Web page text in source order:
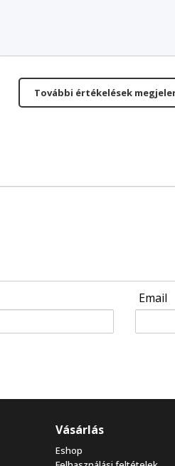
További értékelések
Email
Vásárlás
Eshop